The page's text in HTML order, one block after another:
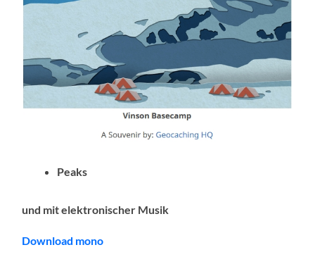
Peaks
und mit elektronischer Musik
Download mono